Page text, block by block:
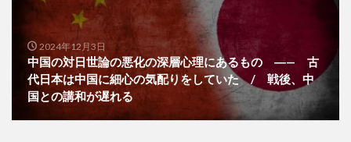
2024年12月3日
中国の対日世論の悪化の深層心理にあるもの ―— 古
代日本は中国に細心の気配りをしていた / 戦後、中
国との講和が遅れる